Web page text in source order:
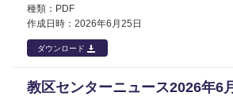
PDF
2026年6月25日
ダウンロード
教区センターニュース2026年6